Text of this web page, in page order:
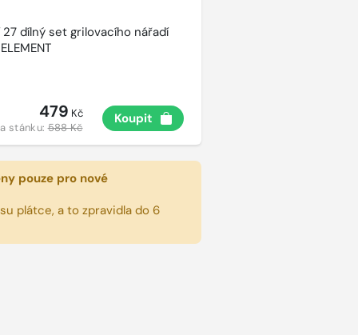
dílný set grilovacího nářadí
479 Kč
stánku:588 Kč
Koupit
pouze pro nové
plátce, a to zpravidla do 6